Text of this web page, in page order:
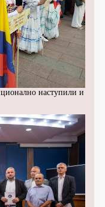
наступили и